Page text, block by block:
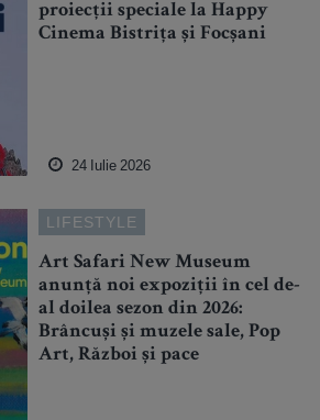
proiecții speciale la Happy
Cinema Bistrița și Focșani
24 Iulie 2026
LIFESTYLE
Art Safari New Museum
anunță noi expoziții în cel de-
al doilea sezon din 2026:
Brâncuși și muzele sale, Pop
Art, Război și pace